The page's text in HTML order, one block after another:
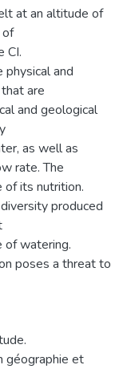
at an altitude of
CI.
and
are
and geological
as well as
rate. The
of its nutrition.
produced
of watering.
poses a threat to
géographie et